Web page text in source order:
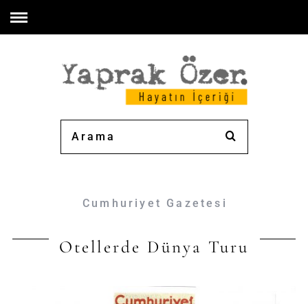
Cumhuriyet Gazetesi
Otellerde Dünya Turu